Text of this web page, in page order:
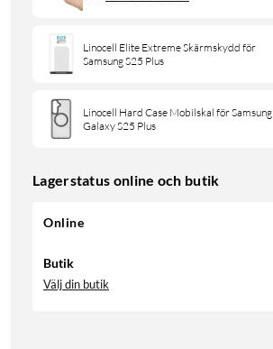
Linocell Elite Extreme Skärmskydd för
Samsung S25 Plus
Linocell Hard Case Mobilskal för Samsung
Galaxy S25 Plus
Lagerstatus online och butik
Online
Butik
Välj din butik